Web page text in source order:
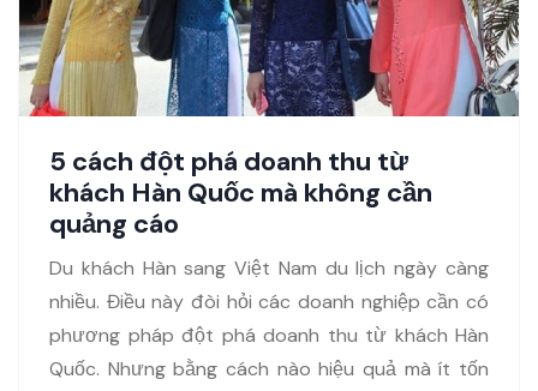
5 cách đột phá doanh thu từ
khách Hàn Quốc mà không cần
quảng cáo
Du khách Hàn sang Việt Nam du lịch ngày càng
nhiều. Điều này đòi hỏi các doanh nghiệp cần có
phương pháp đột phá doanh thu từ khách Hàn
Quốc. Nhưng bằng cách nào hiệu quả mà ít tốn